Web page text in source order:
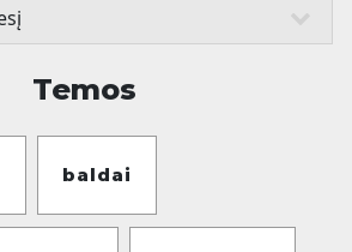
Temos
baldai